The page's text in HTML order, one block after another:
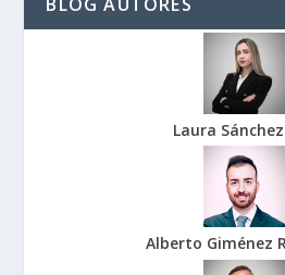
Laura Sánchez
Alberto Giménez